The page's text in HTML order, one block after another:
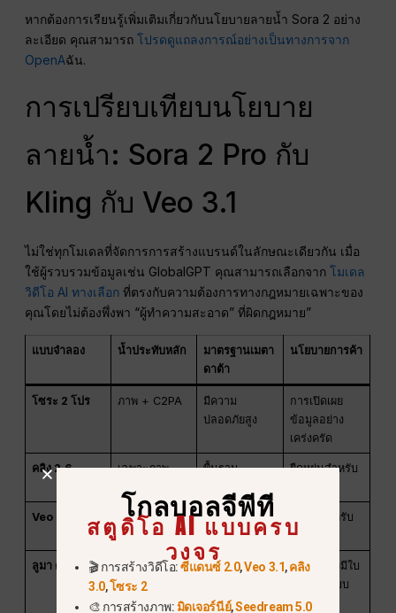
หากต้องการเรียนรู้เพิ่มเติมเกี่ยวกับนโยบายลายน้ำ Sora 2 อย่าง
ละเอียด คุณสามารถโปรดดูแถลงการณ์อย่างเป็นทางการจาก
OpenAฉัน.
การเปรียบเทียบนโยบาย
ลายน้ำ: Sora 2 Pro กับ
Kling กับ Veo 3.1
ไม่ใช่ทุกโมเดลที่จัดการการสร้างแบรนด์ในลักษณะเดียวกัน เมื่อ
ใช้ผู้รวบรวมข้อมูลเช่น GlobalGPT คุณสามารถเลือกจากโมเดล
วิดีโอ AI ทางเลือก ที่ตรงกับความต้องการทางกฎหมายเฉพาะของ
คุณโดยไม่ต้องพึ่งพา “ผู้ทำความสะอาด” ที่ผิดกฎหมาย”
แบบจำลอง น้ำประทับหลัก
มาตรฐานเมตา
ดาต้า
นโยบายการค้า
โซระ 2 โปร ภาพ + C2PA
มีความ
ปลอดภัยสูง
การเปิดเผย
ข้อมูลอย่าง
เคร่งครัด
คลิง 2.6
เฉพาะภาพ
พื้นฐาน
ยืดหยุ่นสำหรับ
Veo 3.1
SynthID (มอง
ไม่เห็น)
แหล่งที่มาของ
Google
เหมาะสำหรับ
โฆษณา
ลูมา ดรีม
การซ้อนทับ
ภาพ
มาตรฐาน
จำเป็นต้องมีใบ
อนุญาตแบบ
ชำระเงิน
โกลบอลจีพีที
สตูดิโอ AI แบบครบ
วงจร
🎬 การสร้างวิดีโอ:ซีแดนซ์ 2.0,Veo 3.1,คลิง
3.0,โซระ 2
🎨 การสร้างภาพ: มิดเจอร์นีย์,Seedream 5.0